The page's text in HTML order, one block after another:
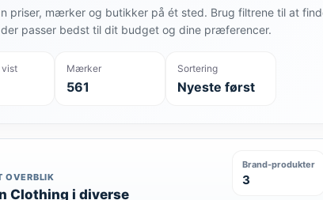
priser, mærker og butikker på ét sted. Brug filtrene til at
passer bedst til dit budget og dine præferencer.
vist Mærker
561
Sortering
Nyeste først
OVERBLIK
Clothing i diverse
Brand-produkter
3